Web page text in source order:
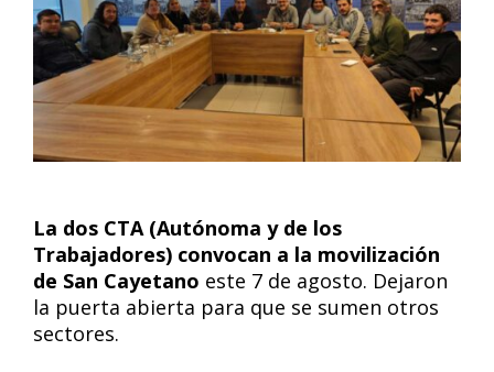
La dos CTA (Autónoma y de los
Trabajadores) convocan a la movilización
de San Cayetano este 7 de agosto. Dejaron
la puerta abierta para que se sumen otros
sectores.